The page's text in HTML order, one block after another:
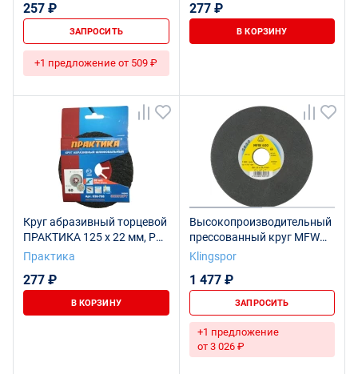
257 ₽
ЗАПРОСИТЬ
+1 предложение от 509 ₽
277 ₽
В КОРЗИНУ
Круг абразивный торцевой
ПРАКТИКА 125 х 22 мм, Р
60 (1 шт) картонный
Практика
277 ₽
В КОРЗИНУ
Высокопроизводительный
прессованный круг MFW
600, 125 x 6 x 22 fine
Klingspor
1 477 ₽
ЗАПРОСИТЬ
+1 предложение
от 3 026 ₽